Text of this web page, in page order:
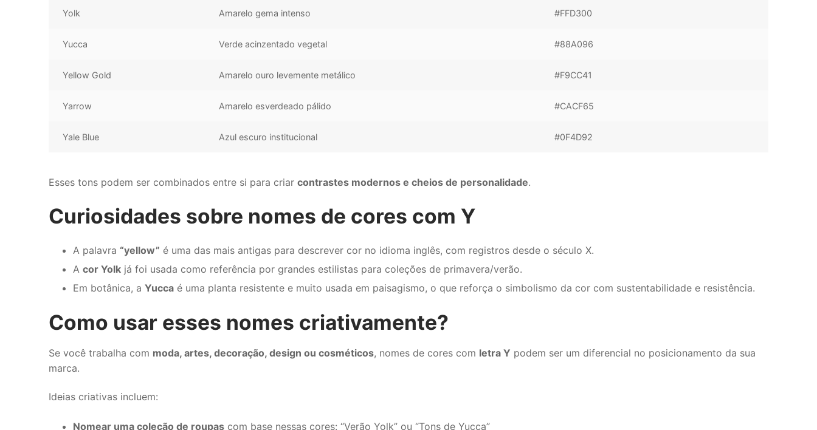
Yolk Amarelo gema intenso #FFD300
Yucca Verde acinzentado vegetal #88A096
Yellow Gold Amarelo ouro levemente metálico #F9CC41
Yarrow Amarelo esverdeado pálido #CACF65
Yale Blue Azul escuro institucional #0F4D92
Esses tons podem ser combinados entre si para criar contrastes modernos e cheios de personalidade.
Curiosidades sobre nomes de cores com Y
A palavra “yellow” é uma das mais antigas para descrever cor no idioma inglês, com registros desde o século X.
A cor Yolk já foi usada como referência por grandes estilistas para coleções de primavera/verão.
Em botânica, a Yucca é uma planta resistente e muito usada em paisagismo, o que reforça o simbolismo da cor com sustentabilidade e resistência.
Como usar esses nomes criativamente?
Se você trabalha com moda, artes, decoração, design ou cosméticos, nomes de cores com letra Y podem ser um diferencial no posicionamento da sua
marca.
Ideias criativas incluem:
Nomear uma coleção de roupas com base nessas cores: “Verão Yolk” ou “Tons de Yucca”